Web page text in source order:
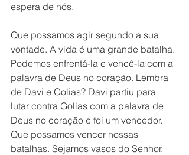
espera de nós.
Que possamos agir segundo a sua
vontade. A vida é uma grande batalha.
Podemos enfrentá-la e vencê-la com a
palavra de Deus no coração. Lembra
de Davi e Golias? Davi partiu para
lutar contra Golias com a palavra de
Deus no coração e foi um vencedor.
Que possamos vencer nossas
batalhas. Sejamos vasos do Senhor.